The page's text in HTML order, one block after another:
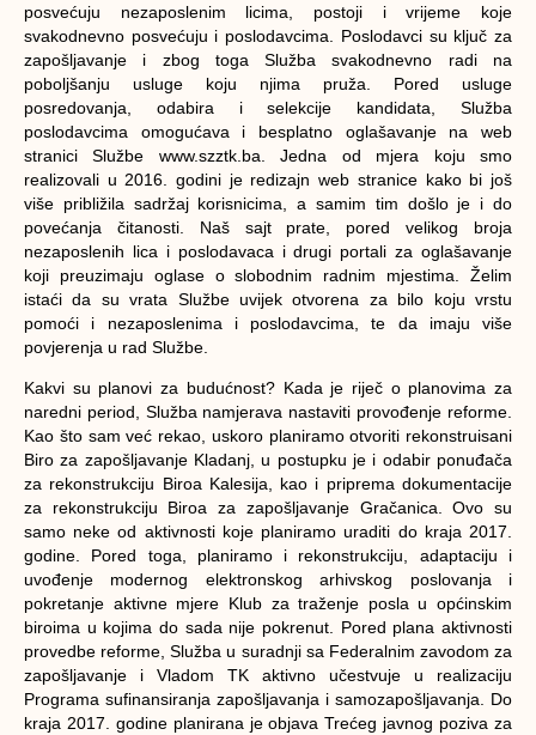
posvećuju nezaposlenim licima, postoji i vrijeme koje
svakodnevno posvećuju i poslodavcima. Poslodavci su ključ za
zapošljavanje i zbog toga Služba svakodnevno radi na
poboljšanju usluge koju njima pruža. Pored usluge
posredovanja, odabira i selekcije kandidata, Služba
poslodavcima omogućava i besplatno oglašavanje na web
stranici Službe www.szztk.ba. Jedna od mjera koju smo
realizovali u 2016. godini je redizajn web stranice kako bi još
više približila sadržaj korisnicima, a samim tim došlo je i do
povećanja čitanosti. Naš sajt prate, pored velikog broja
nezaposlenih lica i poslodavaca i drugi portali za oglašavanje
koji preuzimaju oglase o slobodnim radnim mjestima. Želim
istaći da su vrata Službe uvijek otvorena za bilo koju vrstu
pomoći i nezaposlenima i poslodavcima, te da imaju više
povjerenja u rad Službe.
Kakvi su planovi za budućnost?Kada je riječ o planovima za
naredni period, Služba namjerava nastaviti provođenje reforme.
Kao što sam već rekao, uskoro planiramo otvoriti rekonstruisani
Biro za zapošljavanje Kladanj, u postupku je i odabir ponuđača
za rekonstrukciju Biroa Kalesija, kao i priprema dokumentacije
za rekonstrukciju Biroa za zapošljavanje Gračanica. Ovo su
samo neke od aktivnosti koje planiramo uraditi do kraja 2017.
godine. Pored toga, planiramo i rekonstrukciju, adaptaciju i
uvođenje modernog elektronskog arhivskog poslovanja i
pokretanje aktivne mjere Klub za traženje posla u općinskim
biroima u kojima do sada nije pokrenut. Pored plana aktivnosti
provedbe reforme, Služba u suradnji sa Federalnim zavodom za
zapošljavanje i Vladom TK aktivno učestvuje u realizaciju
Programa sufinansiranja zapošljavanja i samozapošljavanja. Do
kraja 2017. godine planirana je objava Trećeg javnog poziva za